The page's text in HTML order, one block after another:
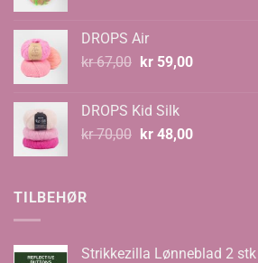
DROPS Air
kr67,00 Opprinnelig
kr 67,00.
kr59,00Nåværende
DROPS Kid Silk
kr70,00 Opprinnelig
kr48,00Nåværende
TILBEHØR
Strikkezilla Lønneblad 2 stk